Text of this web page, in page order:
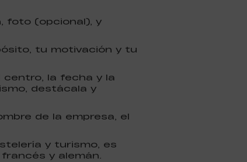
foto (opcional), y
tu motivación y tu
centro, la fecha y la
destácala y
de la empresa, el
y turismo, es
y alemán.